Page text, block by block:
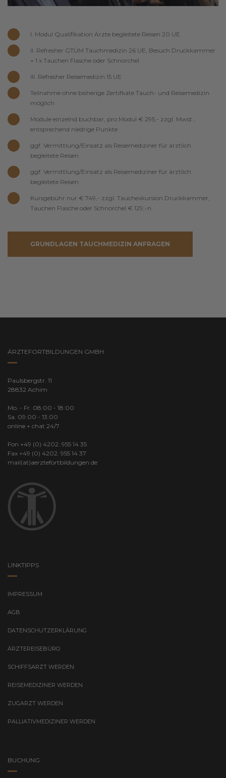
I. Modul Qualifikation Ärzte begleitete Reisen 20 UE.
II. Refresher GTÜM Tauchmedizin 26 UE, Besuch Druckkammer
+ 1 x Tauchen Flasche oder Schnorchel
III. Refresher Reisemedizin 15 UE
Teilnahme ohne bisherige Zertifkate Tauch- und Reisemedizin
möglich
Module einzelnd buchbar, pro Modul € 295,- zzgl. Mwst.,
entsprechend niedrige Punkte
ggf. Vermittlung/Einsatz als Reisemediziner für ärztlich
begleitete Reisen
ggf. Vermittlung/Einsatz als Reisemediziner für ärztlich
begleitete Reisen
Kursgebühr nur € 749,- zzgl. Tauchexkursion Druckkammer,
Tauchen Flasche oder Schnorchel € 129,-n
GRUNDLAGEN TAUCHMEDIZIN ANFRAGEN
ÄRZTEFORTBILDUNGEN GMBH
Paulsbergstr. 11
28832 Achim
Mo. - Fr. 08:00 - 18:00
Sa. 09:00 - 13:00
online + chat 24/7
Fon +49 (0) 4202. 955 14 35
Fax +49 (0) 4202. 955 14 37
mail(at)aerztefortbildungen.de
LINKTIPPS
IMPRESSUM
AGB
DATENSCHUTZERKLÄRUNG
ÄRZTEREISEBÜRO
SCHIFFSARZT WERDEN
REISEMEDIZINER WERDEN
ZUGARZT WERDEN
PALLIATIVMEDIZINER WERDEN
BUCHUNG